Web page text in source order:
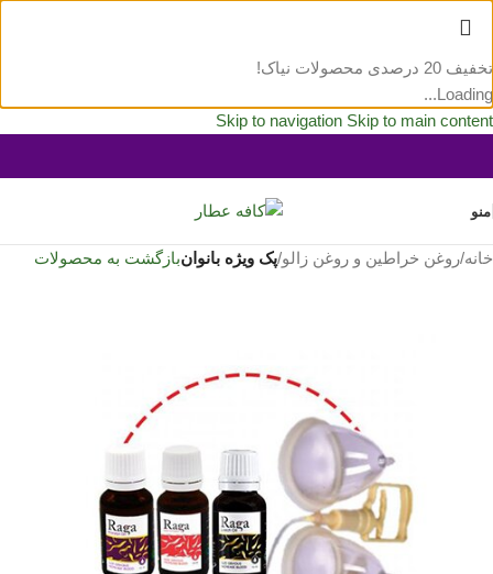
تخفیف 20 درصدی محصولات نیاک!
Loading...
Skip to navigation Skip to main content
منو
خانه/روغن خراطین و روغن زالو/پک ویژه بانوانبازگشت به محصولات